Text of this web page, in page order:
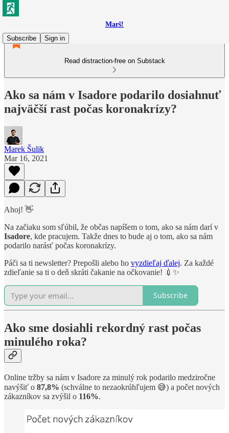
Marš!
Subscribe
Sign in
Read distraction-free on Substack
Ako sa nám v Isadore podarilo dosiahnuť
najväčší rast počas koronakrízy?
Marek Šulik
Mar 16, 2021
Ahoj! 👋
Na začiaku som sľúbil, že občas napíšem o tom, ako sa nám darí v
Isadore, kde pracujem. Takže dnes to bude aj o tom, ako sa nám
podarilo narásť počas koronakrízy.
Páči sa ti newsletter? Prepošli alebo ho vyzdieľaj ďalej. Za každé
zdieľanie sa ti o deň skráti čakanie na očkovanie! 💉✨
Subscribe
Ako sme dosiahli rekordný rast počas
minulého roka?
Online tržby sa nám v Isadore za minulý rok podarilo medziročne
navýšiť o 87,8% (schválne to nezaokrúhľujem 😅) a počet nových
zákazníkov sa zvýšil o 116%.